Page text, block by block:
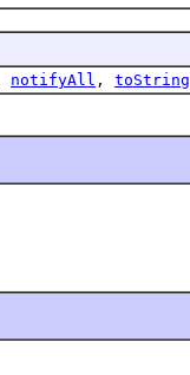
notifyAll , toString